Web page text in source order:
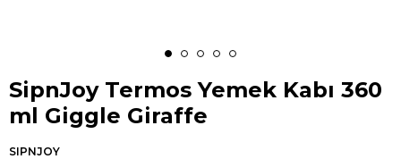
SipnJoy Termos Yemek Kabı 360
ml Giggle Giraffe
SIPNJOY